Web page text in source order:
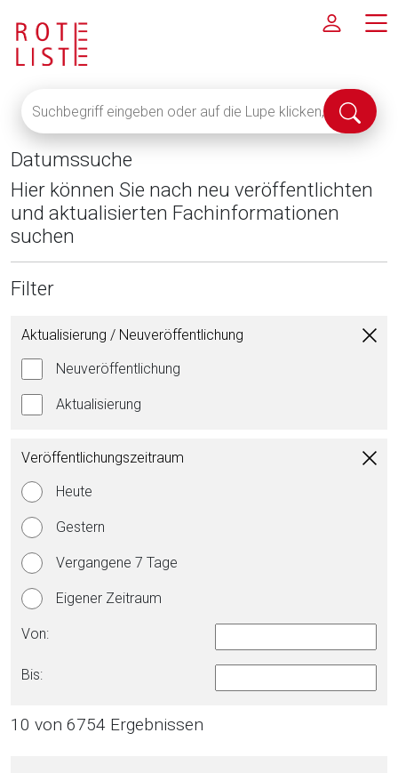
eingeben
oder
auf
die
Lupe
klicken,
um
Fachinformationen
Suche
Datumssuche
Hier können Sie nach neu veröffentlichten
und aktualisierten Fachinformationen
suchen
Filter
Aktualisierung / Neuveröffentlichung
Neuveröffentlichung
Aktualisierung
Veröffentlichungszeitraum
Heute
Gestern
Vergangene 7 Tage
Eigener Zeitraum
Von:
Bis:
10 von 6754 Ergebnissen